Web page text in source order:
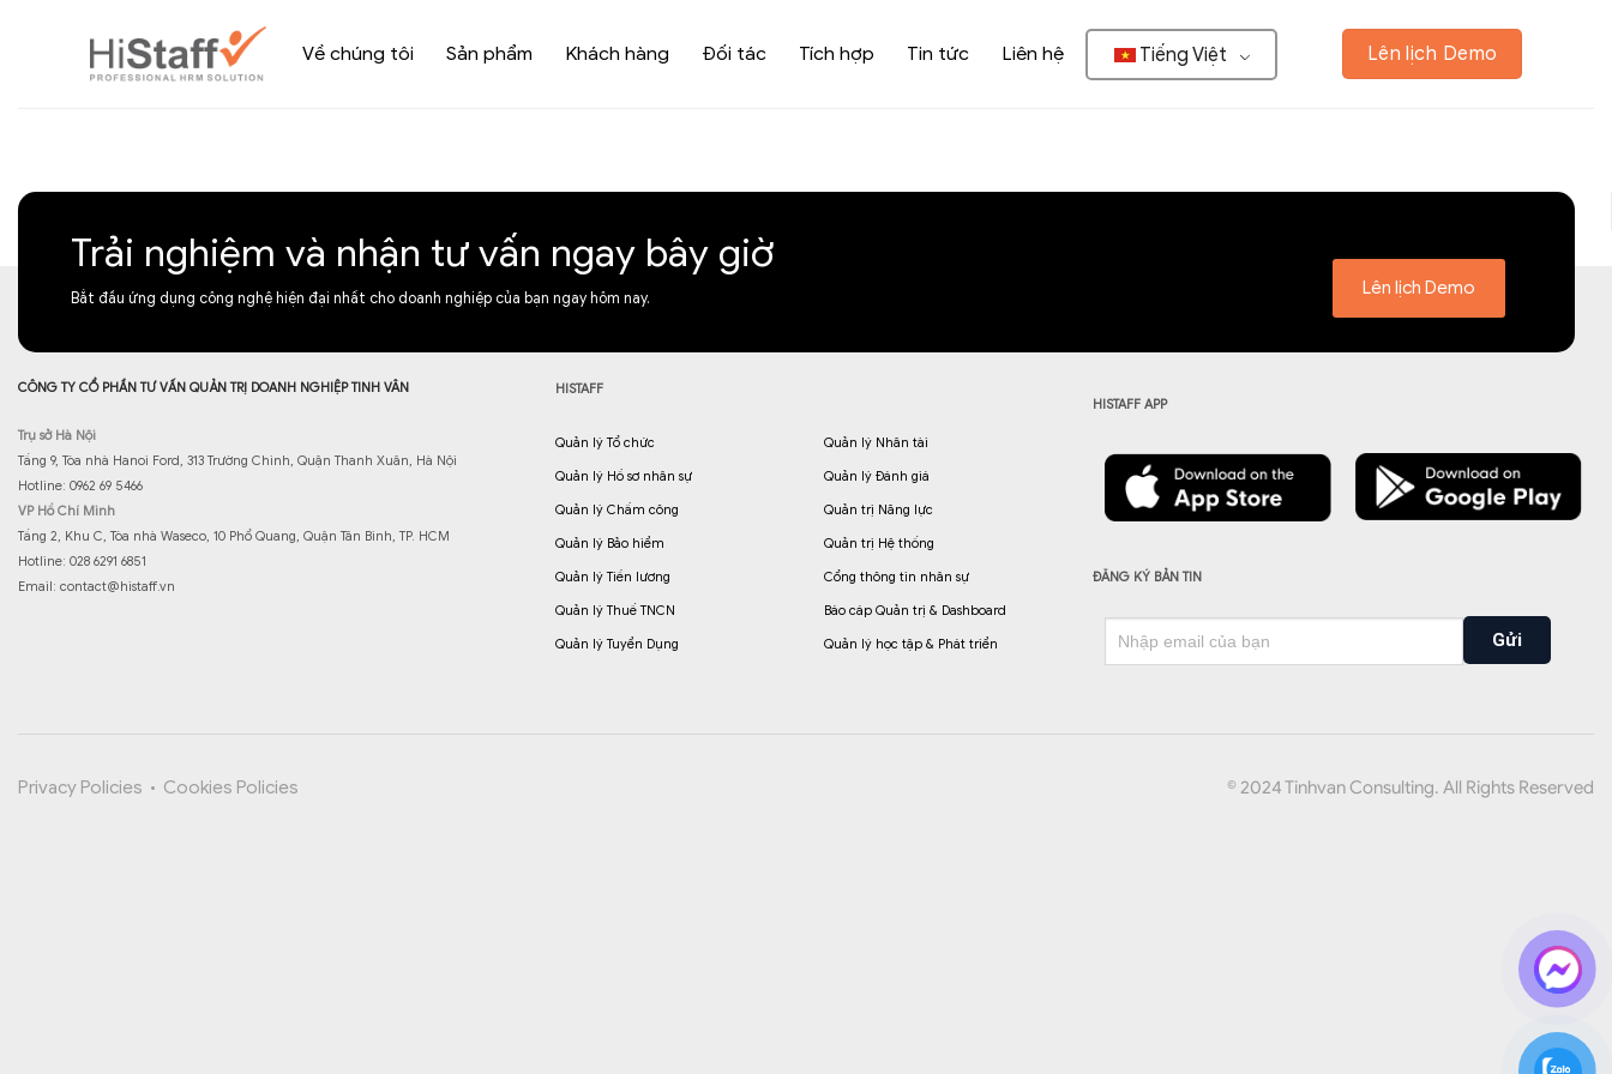
Về chúng tôi Sản phẩm Khách hàng Đối tác Tích hợp Tin tức Liên hệ Tiếng Việt Lên lịch Demo
Trải nghiệm và nhận tư vấn ngay bây giờ
Bắt đầu ứng dụng công nghệ hiện đại nhất cho doanh nghiệp của bạn ngay hôm nay. Lên lịch Demo
CÔNG TY CỔ PHẦN TƯ VẤN QUẢN TRỊ DOANH NGHIỆP TINH VÂN
Trụ sở Hà Nội
Tầng 9, Tòa nhà Hanoi Ford, 313 Trường Chinh, Quận Thanh Xuân, Hà Nội
Hotline: 0962 69 5466
VP Hồ Chí Minh
Tầng 2, Khu C, Tòa nhà Waseco, 10 Phổ Quang, Quận Tân Bình, TP. HCM
Hotline: 028 6291 6851
Email: contact@histaff.vn
HISTAFF
Quản lý Tổ chức
Quản lý Hồ sơ nhân sự
Quản lý Chấm công
Quản lý Bảo hiểm
Quản lý Tiền lương
Quản lý Thuế TNCN
Quản lý Tuyển Dụng
Quản lý Nhân tài
Quản lý Đánh giá
Quản trị Năng lực
Quản trị Hệ thống
Cổng thông tin nhân sự
Báo cáp Quản trị & Dashboard
Quản lý học tập & Phát triển
HISTAFF APP
ĐĂNG KÝ BẢN TIN
Gửi
Privacy Policies • Cookies Policies © 2024 Tinhvan Consulting. All Rights Reserved